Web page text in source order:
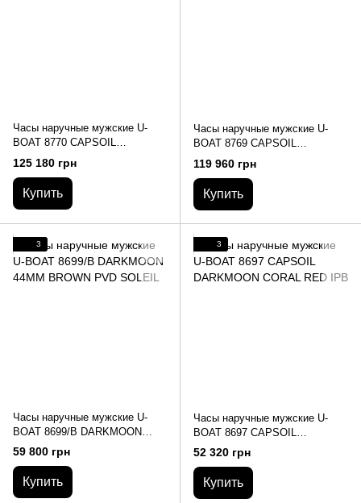
Часы наручные мужские U-
BOAT 8770 CAPSOIL
DOPPOTEMPO DLC
125 180 грн
Купить
Часы наручные мужские U-
BOAT 8769 CAPSOIL
DOPPOTEMPO SS
119 960 грн
Купить
3
Часы наручные мужские U-
BOAT 8699/B DARKMOON
44MM BROWN PVD SOLEIL
59 800 грн
Купить
3
Часы наручные мужские U-
BOAT 8697 CAPSOIL
DARKMOON CORAL RED IPB
52 320 грн
Купить